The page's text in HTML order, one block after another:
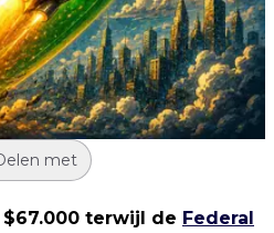
met
terwijl de Federal